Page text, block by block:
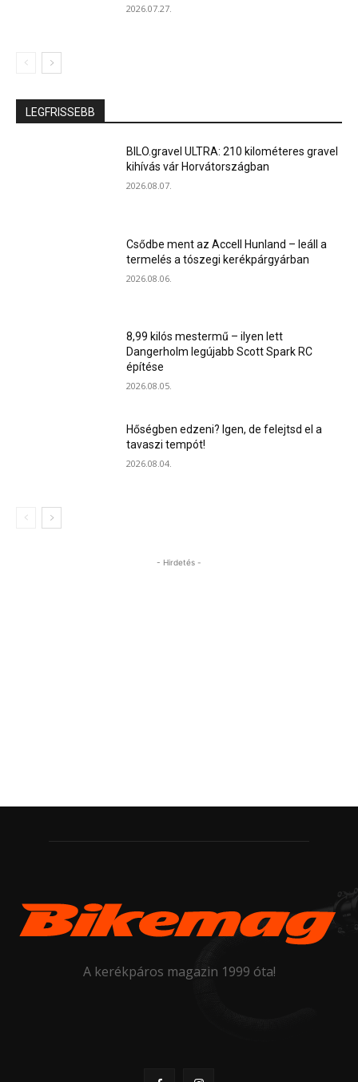
2026.07.27.
LEGFRISSEBB
BILO.gravel ULTRA: 210 kilométeres gravel
kihívás vár Horvátországban
2026.08.07.
Csődbe ment az Accell Hunland – leáll a
termelés a tószegi kerékpárgyárban
2026.08.06.
8,99 kilós mestermű – ilyen lett
Dangerholm legújabb Scott Spark RC
építése
2026.08.05.
Hőségben edzeni? Igen, de felejtsd el a
tavaszi tempót!
2026.08.04.
- Hirdetés -
A kerékpáros magazin 1999 óta!